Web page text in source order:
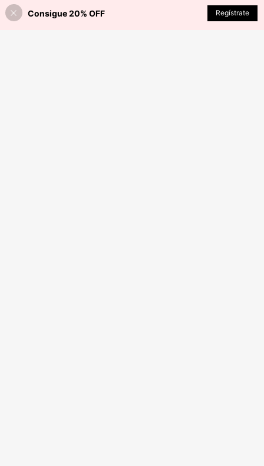
¡24% DE DESCUENTO! AÑADIR A LA BOLSA
Consigue 20% OFF Regístrate